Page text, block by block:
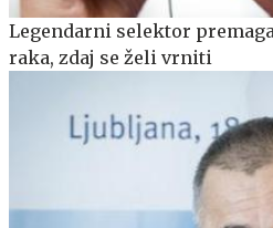
Legendarni selektor
raka, zdaj se želi vrniti